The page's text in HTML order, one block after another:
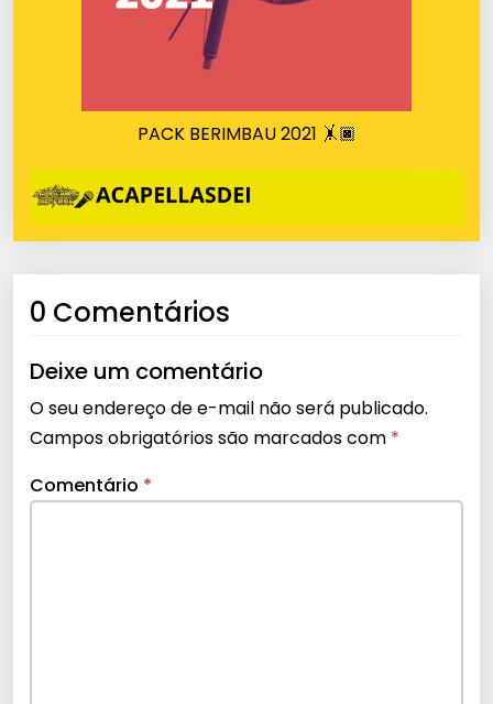
PACK BERIMBAU 2021 🤸🏿
0 Comentários
Deixe um comentário
O seu endereço de e-mail não será publicado.
Campos obrigatórios são marcados com *
Comentário *